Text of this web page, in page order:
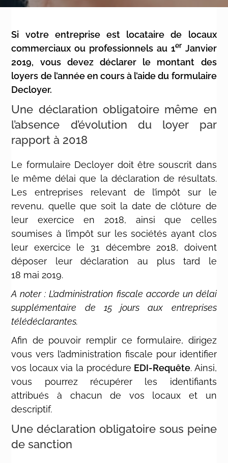
Si votre entreprise est locataire de locaux
commerciaux ou professionnels au 1erJanvier
2019, vous devez déclarer le montant des
loyers de l’année en cours à l’aide du formulaire
Decloyer.
Une déclaration obligatoire même en
l’absence d’évolution du loyer par
rapport à 2018
Le formulaire Decloyer doit être souscrit dans
le même délai que la déclaration de résultats.
Les entreprises relevant de l’impôt sur le
revenu, quelle que soit la date de clôture de
leur exercice en 2018, ainsi que celles
soumises à l’impôt sur les sociétés ayant clos
leur exercice le 31 décembre 2018, doivent
déposer leur déclaration au plus tard le
18 mai 2019.
A noter : L’administration fiscale accorde un délai
supplémentaire de 15 jours aux entreprises
télédéclarantes.
Afin de pouvoir remplir ce formulaire, dirigez
vous vers l’administration fiscale pour identifier
vos locaux via la procédure EDI-Requête. Ainsi,
vous pourrez récupérer les identifiants
attribués à chacun de vos locaux et un
descriptif.
Une déclaration obligatoire sous peine
de sanction